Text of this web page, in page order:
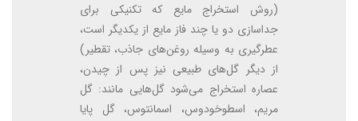
(روش استخراج مایع که تکنیکی برای
جداسازی دو یا چند فاز مایع از یکدیگر است،
عطرگیری به وسیله روغن‌های جاذب، تقطیر)
از دیگر گل‌های طبیعی نیز پس از چیدن،
عصاره استخراج می‌شود گل‌هایی مانند: گل
مریم، اسطوخودوس، اسمانتوس، گل پایا